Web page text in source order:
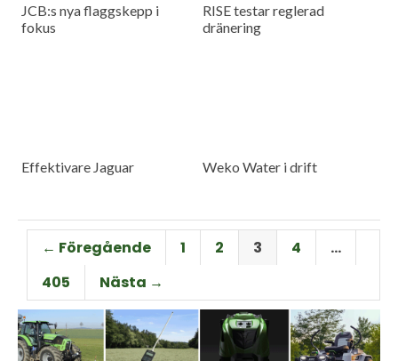
JCB:s nya flaggskepp i
fokus
RISE testar reglerad
dränering
Effektivare Jaguar Weko Water i drift
← Föregående 1 2 3 4
…
405
Nästa →